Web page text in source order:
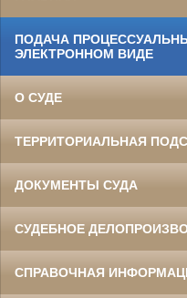
ПОДАЧА
ЭЛЕКТРОННОМ ВИДЕ
О СУДЕ
ТЕРРИТОРИАЛЬНАЯ
ДОКУМЕНТЫ СУДА
СУДЕБНОЕ
СПРАВОЧНАЯ